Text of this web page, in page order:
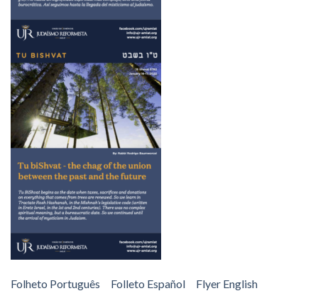
Folheto Português Folleto Español Flyer English